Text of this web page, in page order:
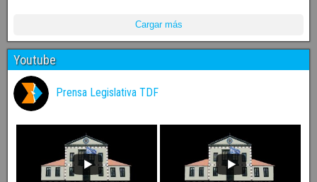
Cargar más
Youtube
Prensa Legislativa TDF